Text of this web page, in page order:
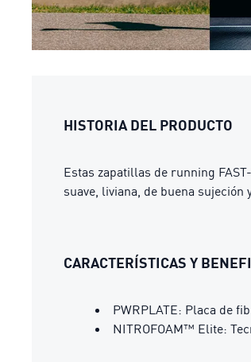
HISTORIA DEL PRODUCTO
Estas zapatillas de running
suave, liviana, de buena
CARACTERÍSTICAS Y
PWRPLATE: Placa de
NITROFOAM™ Elite: